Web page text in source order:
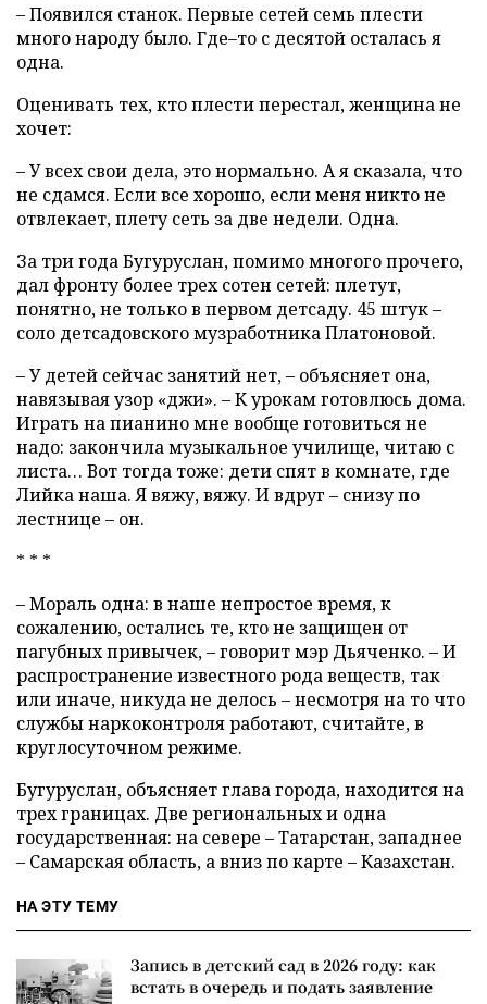
– Появился станок. Первые сетей семь плести
много народу было. Где–то с десятой осталась я
одна.
Оценивать тех, кто плести перестал, женщина не
хочет:
– У всех свои дела, это нормально. А я сказала, что
не сдамся. Если все хорошо, если меня никто не
отвлекает, плету сеть за две недели. Одна.
За три года Бугуруслан, помимо многого прочего,
дал фронту более трех сотен сетей: плетут,
понятно, не только в первом детсаду. 45 штук –
соло детсадовского музработника Платоновой.
– У детей сейчас занятий нет, – объясняет она,
навязывая узор «джи». – К урокам готовлюсь дома.
Играть на пианино мне вообще готовиться не
надо: закончила музыкальное училище, читаю с
листа… Вот тогда тоже: дети спят в комнате, где
Лийка наша. Я вяжу, вяжу. И вдруг – снизу по
лестнице – он.
* * *
– Мораль одна: в наше непростое время, к
сожалению, остались те, кто не защищен от
пагубных привычек, – говорит мэр Дьяченко. – И
распространение известного рода веществ, так
или иначе, никуда не делось – несмотря на то что
службы наркоконтроля работают, считайте, в
круглосуточном режиме.
Бугуруслан, объясняет глава города, находится на
трех границах. Две региональных и одна
государственная: на севере – Татарстан, западнее
– Самарская область, а вниз по карте – Казахстан.
НА ЭТУ ТЕМУ
Запись в детский сад в 2026 году: как
встать в очередь и подать заявление